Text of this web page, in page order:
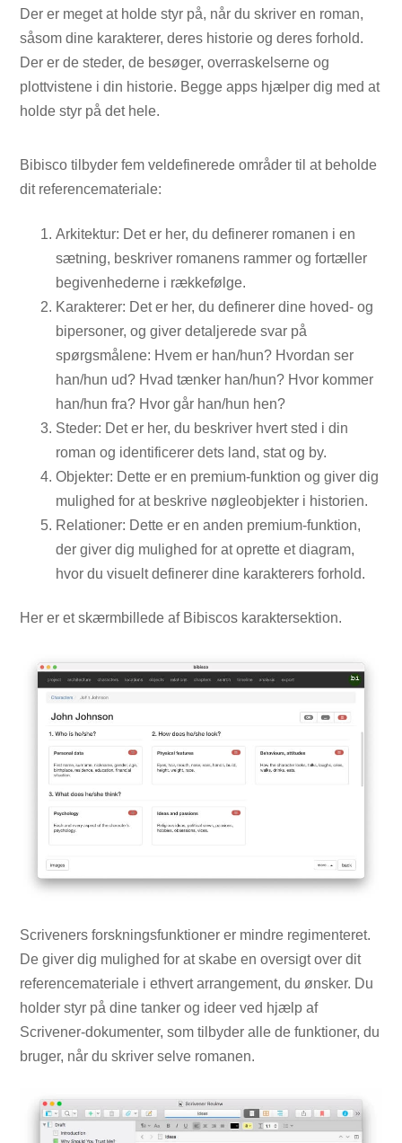
Der er meget at holde styr på, når du skriver en roman,
såsom dine karakterer, deres historie og deres forhold.
Der er de steder, de besøger, overraskelserne og
plottvistene i din historie. Begge apps hjælper dig med at
holde styr på det hele.
Bibisco tilbyder fem veldefinerede områder til at beholde
dit referencemateriale:
Arkitektur: Det er her, du definerer romanen i en
sætning, beskriver romanens rammer og fortæller
begivenhederne i rækkefølge.
Karakterer: Det er her, du definerer dine hoved- og
bipersoner, og giver detaljerede svar på
spørgsmålene: Hvem er han/hun? Hvordan ser
han/hun ud? Hvad tænker han/hun? Hvor kommer
han/hun fra? Hvor går han/hun hen?
Steder: Det er her, du beskriver hvert sted i din
roman og identificerer dets land, stat og by.
Objekter: Dette er en premium-funktion og giver dig
mulighed for at beskrive nøgleobjekter i historien.
Relationer: Dette er en anden premium-funktion,
der giver dig mulighed for at oprette et diagram,
hvor du visuelt definerer dine karakterers forhold.
Her er et skærmbillede af Bibiscos karaktersektion.
Scriveners forskningsfunktioner er mindre regimenteret.
De giver dig mulighed for at skabe en oversigt over dit
referencemateriale i ethvert arrangement, du ønsker. Du
holder styr på dine tanker og ideer ved hjælp af
Scrivener-dokumenter, som tilbyder alle de funktioner, du
bruger, når du skriver selve romanen.